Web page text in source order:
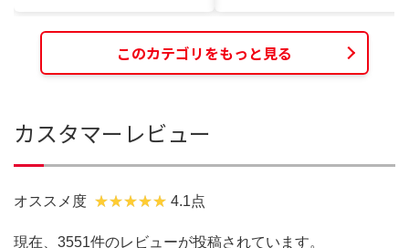
このカテゴリをもっと見る
カスタマーレビュー
オススメ度 4.1点
現在、3551件のレビューが投稿されています。